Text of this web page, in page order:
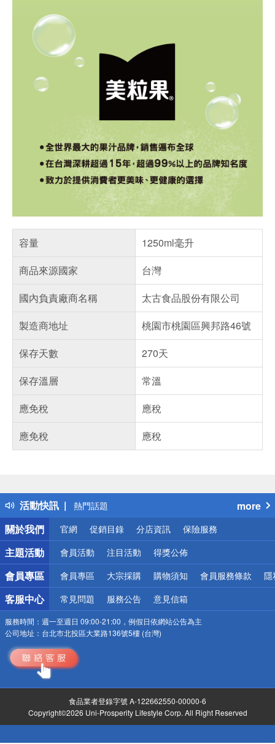
容量
1250ml毫升
商品來源國家
台灣
國內負責廠商名稱
太古食品股份有限公司
製造商地址
桃園市桃園區興邦路46號
保存天數
270天
保存溫層
常溫
應免稅
應稅
應免稅
應稅
活動快訊
得獎公告
熱門話題
銀行優惠
偏遠地區配送
詐騙網頁！請小心！
more
關於我們
官網 促銷目錄 分店資訊 保險服務
主題活動 會員活動 注目活動 得獎公佈
會員專區 會員專區 大宗採購 購物須知 會員服務條款 隱
客服中心 常見問題 服務公告 意見信箱
服務時間： 週一至週日 09:00-21:00，例假日依網站公告為主
公司地址： 台北市北投區大業路136號5樓 (台灣)
食品業者登錄字號 A-122662550-00000-6
Copyright©2026 Uni-Prosperity Lifestyle Corp. All Right Reserved